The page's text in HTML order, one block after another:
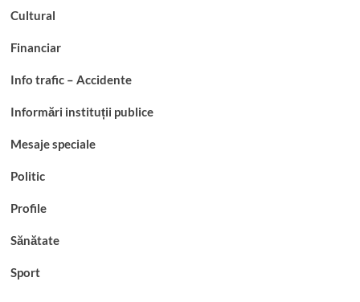
Cultural
Financiar
Info trafic – Accidente
Informări instituții publice
Mesaje speciale
Politic
Profile
Sănătate
Sport